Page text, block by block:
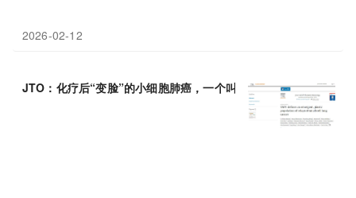
2026-02-12
JTO：化疗后“变脸”的小细胞肺癌，一个叫YAP1的蛋白成了耐药